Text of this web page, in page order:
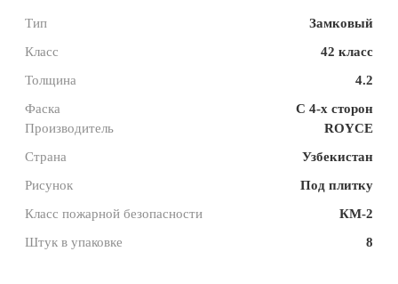
Тип
Замковый
Класс
42 класс
Толщина
4.2
Фаска
С 4-х сторон
Производитель
ROYCE
Страна
Узбекистан
Рисунок
Под плитку
Класс пожарной безопасности
КМ-2
Штук в упаковке
8